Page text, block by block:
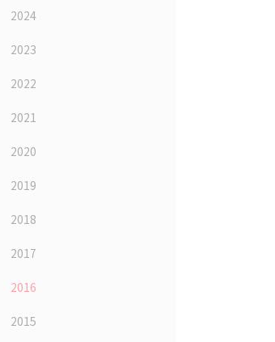
2024
2023
2022
2021
2020
2019
2018
2017
2016
2015